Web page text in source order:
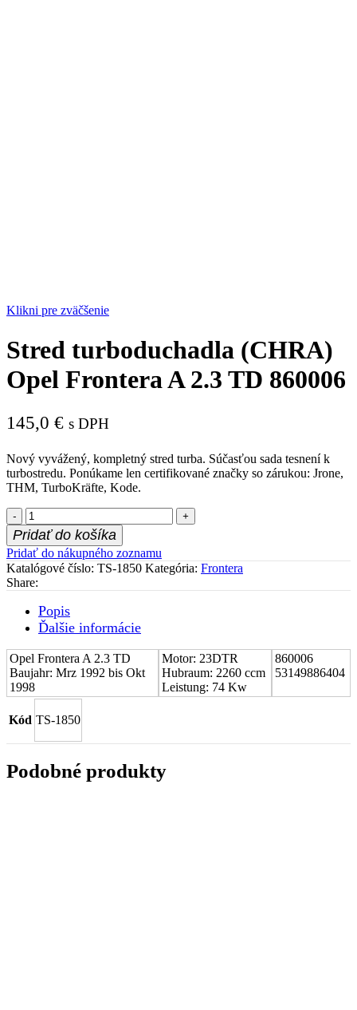
Klikni pre zväčšenie
Stred turboduchadla (CHRA)
Opel Frontera A 2.3 TD 860006
145,0 € s DPH
Nový vyvážený, kompletný stred turba. Súčasťou sada tesnení k
turbostredu. Ponúkame len certifikované značky so zárukou: Jrone,
THM, TurboKräfte, Kode.
množstvo
Stred
turboduchadla
(CHRA)
Opel
Frontera
2.3
TD
Pridať do košíka
Pridať do nákupného zoznamu
Katalógové číslo: TS-1850 Kategória: Frontera
Share:
Popis
Ďalšie informácie
Opel Frontera A 2.3 TD
Baujahr: Mrz 1992 bis Okt
1998
Motor: 23DTR
Hubraum: 2260 ccm
Leistung: 74 Kw
860006
53149886404
Kód TS-1850
Podobné produkty